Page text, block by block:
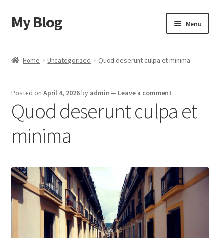
Skip
to
Skip
to
My Blog Menu
Checkout
My account
Shop
Home Uncategorized Quod deserunt culpa et minima
Posted on April 4, 2026by admin — Leave a comment
Quod deserunt culpa et
minima